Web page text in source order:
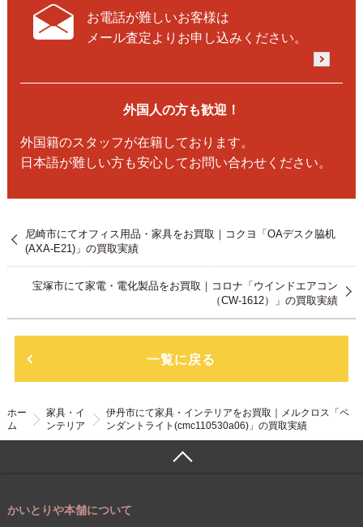
お電話が難しいお客様は
メール査定よりお申し込みください。
外国人の方も歓迎！
外国籍のスタッフが在籍しております。
日本語が難しい方も安心してお問い合わせください。
尼崎市にてオフィス用品・家具をお買取｜コクヨ「OAデスク脇机
(AXA-E21)」の買取実績
宝塚市にて家電・電化製品をお買取｜コロナ「ウインドエアコン
（CW-1612）」の買取実績
一覧に戻る
ホー
ム
家具・イ
ンテリア
伊丹市にて家具・インテリアをお買取｜メルクロス「ペ
ンダントライト(cmc110530a06)」の買取実績
かいとりや本舗について